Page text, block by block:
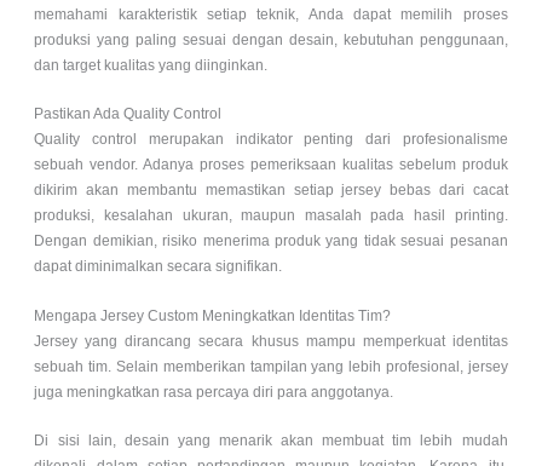
memahami karakteristik setiap teknik, Anda dapat memilih proses
produksi yang paling sesuai dengan desain, kebutuhan penggunaan,
dan target kualitas yang diinginkan.
Pastikan Ada Quality Control
Quality control merupakan indikator penting dari profesionalisme
sebuah vendor. Adanya proses pemeriksaan kualitas sebelum produk
dikirim akan membantu memastikan setiap jersey bebas dari cacat
produksi, kesalahan ukuran, maupun masalah pada hasil printing.
Dengan demikian, risiko menerima produk yang tidak sesuai pesanan
dapat diminimalkan secara signifikan.
Mengapa Jersey Custom Meningkatkan Identitas Tim?
Jersey yang dirancang secara khusus mampu memperkuat identitas
sebuah tim. Selain memberikan tampilan yang lebih profesional, jersey
juga meningkatkan rasa percaya diri para anggotanya.
Di sisi lain, desain yang menarik akan membuat tim lebih mudah